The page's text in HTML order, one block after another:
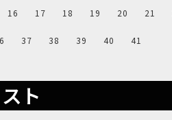
16 17 18 19 20 21
37 38 39 40 41
ト